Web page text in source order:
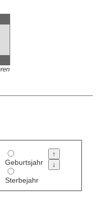
Geburtsjahr
Sterbejahr